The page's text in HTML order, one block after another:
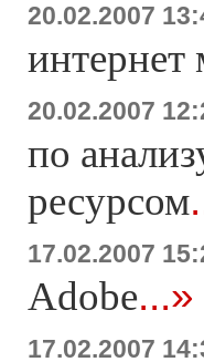
20.02.2007
интернет
20.02.2007
по
ресурсом
17.02.2007
Adobe...»
17.02.2007